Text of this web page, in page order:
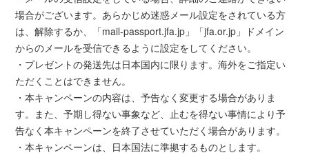
場合がございます。あらかじめ迷惑メール設定をされている方
は、解除するか、「mail-passport.jfa.jp」「jfa.or.jp」ドメイン
からのメールを受信できるように設定をしてください。
・プレゼントの発送先は日本国内に限ります。海外をご指定い
ただくことはできません。
・本キャンペーンの内容は、予告なく変更する場合がありま
す。また、予期し得ない事象など、止むを得ない事情により予
告なく本キャンペーンを終了させていただく場合があります。
・本キャンペーンは、日本国法に準拠するものとします。